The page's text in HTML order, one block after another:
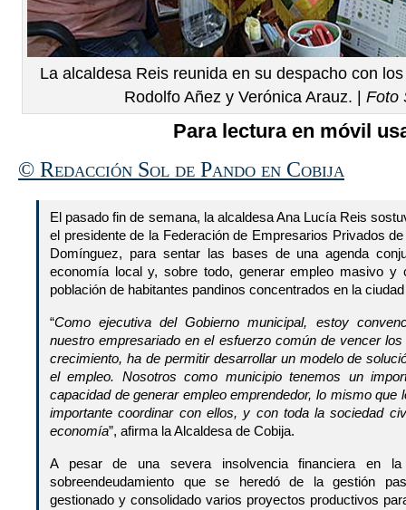
La alcaldesa Reis reunida en su despacho con
Rodolfo Añez y Verónica Arauz. | Foto
Para lectura en móvil
© Redacción Sol de Pando en Cobija
El pasado fin de semana, la alcaldesa Ana Lucía Reis
el presidente de la Federación de Empresarios Privados
Domínguez, para sentar las bases de una agenda
economía local y, sobre todo, generar empleo masivo y
población de habitantes pandinos concentrados en la
“Como ejecutiva del Gobierno municipal, estoy
nuestro empresariado en el esfuerzo común de vencer
crecimiento, ha de permitir desarrollar un modelo de
el empleo. Nosotros como municipio tenemos un
capacidad de generar empleo emprendedor, lo mismo que
importante coordinar con ellos, y con toda la sociedad
economía”, afirma la Alcaldesa de Cobija.
A pesar de una severa insolvencia financiera en
sobreendeudamiento que se heredó de la gestión
gestionado y consolidado varios proyectos productivos